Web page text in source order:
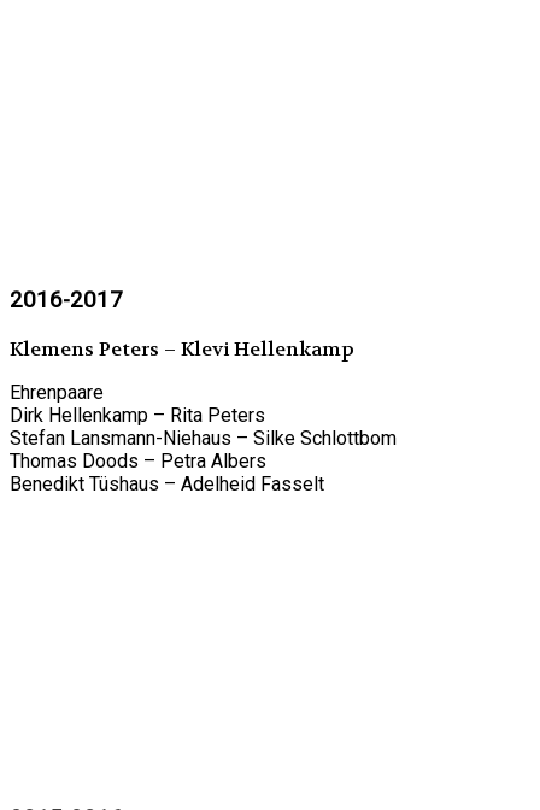
2016-2017
Klemens Peters – Klevi Hellenkamp
Ehrenpaare
Dirk Hellenkamp – Rita Peters
Stefan Lansmann-Niehaus – Silke Schlottbom
Thomas Doods – Petra Albers
Benedikt Tüshaus – Adelheid Fasselt